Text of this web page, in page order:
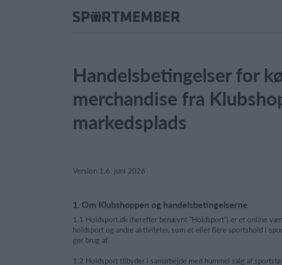
Handelsbetingelser for
merchandise fra
markedsplads
Version 1.6. juni 2026
1. Om Klubshoppen og handelsbetingelserne
1.1 Holdsport.dk (herefter benævnt ”Holdsport”) er et online
holdsport og andre aktiviteter, som et eller flere sportshold i
gør brug af.
1.2 Holdsport tilbyder i samarbejde med hummel salg af